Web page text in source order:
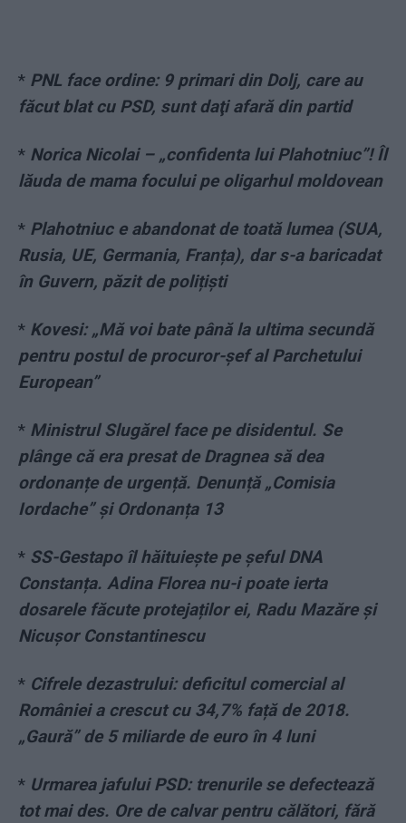
* PNL face ordine: 9 primari din Dolj, care au
făcut blat cu PSD, sunt daţi afară din partid
* Norica Nicolai – „confidenta lui Plahotniuc”! Îl
lăuda de mama focului pe oligarhul moldovean
* Plahotniuc e abandonat de toată lumea (SUA,
Rusia, UE, Germania, Franța), dar s-a baricadat
în Guvern, păzit de polițiști
* Kovesi: „Mă voi bate până la ultima secundă
pentru postul de procuror-şef al Parchetului
European”
* Ministrul Slugărel face pe disidentul. Se
plânge că era presat de Dragnea să dea
ordonanțe de urgență. Denunță „Comisia
Iordache” și Ordonanța 13
* SS-Gestapo îl hăituiește pe șeful DNA
Constanța. Adina Florea nu-i poate ierta
dosarele făcute protejaților ei, Radu Mazăre și
Nicușor Constantinescu
* Cifrele dezastrului: deficitul comercial al
României a crescut cu 34,7% față de 2018.
„Gaură” de 5 miliarde de euro în 4 luni
* Urmarea jafului PSD: trenurile se defectează
tot mai des. Ore de calvar pentru călători, fără